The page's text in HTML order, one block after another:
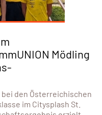
Mödling
bei den Österreichischen
im Citysplash St.